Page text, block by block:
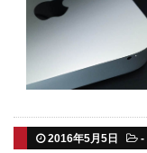
2016年5月5日 -